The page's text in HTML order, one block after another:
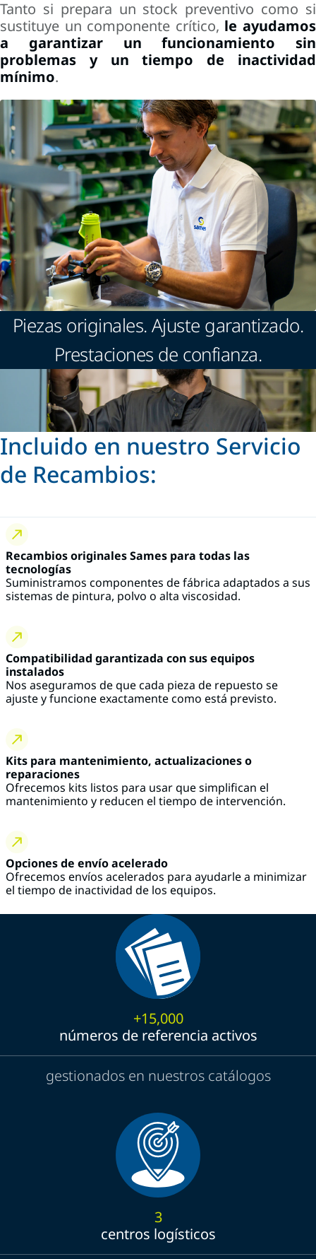
Tanto si prepara un stock preventivo como si
sustituye un componente crítico, le ayudamos
a garantizar un funcionamiento sin
problemas y un tiempo de inactividad
mínimo.
Piezas originales. Ajuste garantizado.
Prestaciones de confianza.
Incluido en nuestro Servicio
de Recambios:
Recambios originales Sames para todas las
tecnologías
Suministramos componentes de fábrica adaptados a sus
sistemas de pintura, polvo o alta viscosidad.
Compatibilidad garantizada con sus equipos
instalados
Nos aseguramos de que cada pieza de repuesto se
ajuste y funcione exactamente como está previsto.
Kits para mantenimiento, actualizaciones o
reparaciones
Ofrecemos kits listos para usar que simplifican el
mantenimiento y reducen el tiempo de intervención.
Opciones de envío acelerado
Ofrecemos envíos acelerados para ayudarle a minimizar
el tiempo de inactividad de los equipos.
+15,000
números de referencia activos
gestionados en nuestros catálogos
3
centros logísticos